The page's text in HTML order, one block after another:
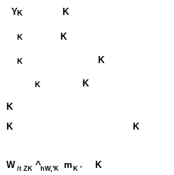
W /t ZK ^hW,'K m K ' K
YK K
K K
K K
K K
K
K
K